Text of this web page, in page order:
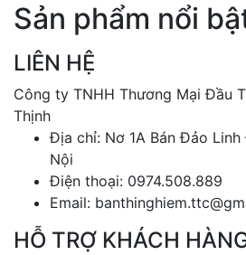
Sản phẩm nổi
LIÊN HỆ
Công ty TNHH Thương Mại Đầu
Thịnh
Địa chỉ: Nơ 1A Bán Đảo
Nội
Điện thoại: 0974.508.889
Email:
HỖ TRỢ KHÁCH